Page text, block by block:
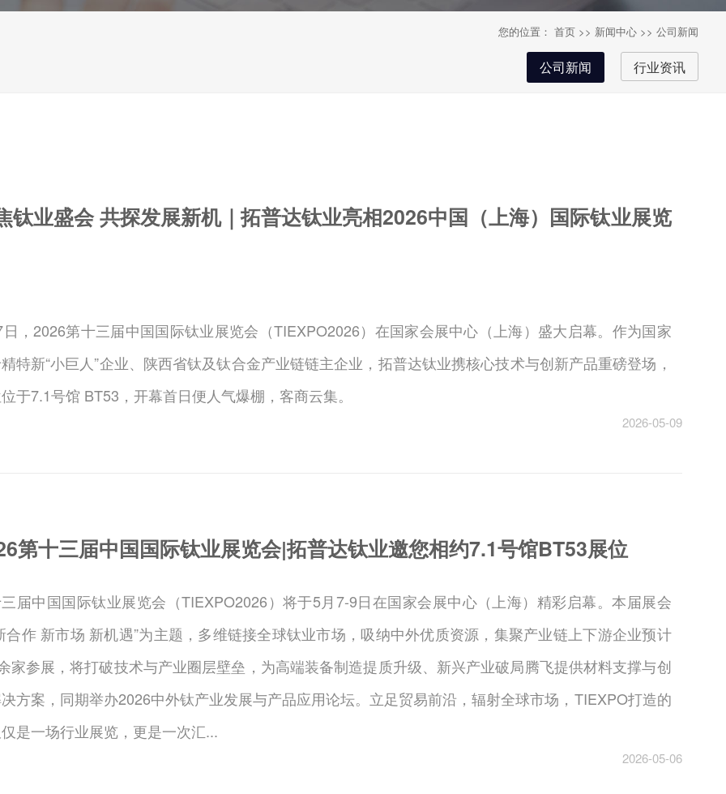
您的位置： 首页 >> 新闻中心 >>公司新闻
公司新闻 行业资讯
钛业盛会 共探发展新机｜拓普达钛业亮相2026中国（上海）国际钛业展览
，2026第十三届中国国际钛业展览会（TIEXPO2026）在国家会展中心（上海）盛大启幕。作为国家
特新“小巨人”企业、陕西省钛及钛合金产业链链主企业，拓普达钛业携核心技术与创新产品重磅登场，
于7.1号馆 BT53，开幕首日便人气爆棚，客商云集。
2026-05-09
第十三届中国国际钛业展览会|拓普达钛业邀您相约7.1号馆BT53展位
届中国国际钛业展览会（TIEXPO2026）将于5月7-9日在国家会展中心（上海）精彩启幕。本届展会
合作 新市场 新机遇”为主题，多维链接全球钛业市场，吸纳中外优质资源，集聚产业链上下游企业预计
家参展，将打破技术与产业圈层壁垒，为高端装备制造提质升级、新兴产业破局腾飞提供材料支撑与创
方案，同期举办2026中外钛产业发展与产品应用论坛。立足贸易前沿，辐射全球市场，TIEXPO打造的
是一场行业展览，更是一次汇...
2026-05-06